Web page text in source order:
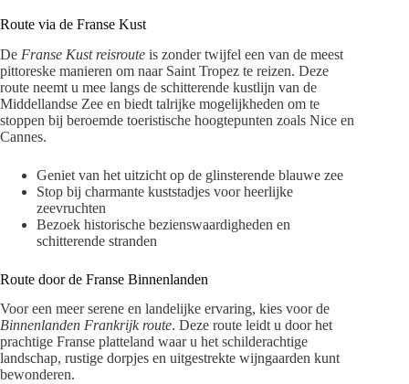
Route via de Franse Kust
De Franse Kust reisroute is zonder twijfel een van de meest
pittoreske manieren om naar Saint Tropez te reizen. Deze
route neemt u mee langs de schitterende kustlijn van de
Middellandse Zee en biedt talrijke mogelijkheden om te
stoppen bij beroemde toeristische hoogtepunten zoals Nice en
Cannes.
Geniet van het uitzicht op de glinsterende blauwe zee
Stop bij charmante kuststadjes voor heerlijke
zeevruchten
Bezoek historische bezienswaardigheden en
schitterende stranden
Route door de Franse Binnenlanden
Voor een meer serene en landelijke ervaring, kies voor de
Binnenlanden Frankrijk route. Deze route leidt u door het
prachtige Franse platteland waar u het schilderachtige
landschap, rustige dorpjes en uitgestrekte wijngaarden kunt
bewonderen.